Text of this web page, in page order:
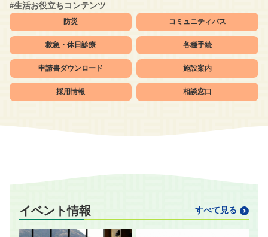
#生活お役立ちコンテンツ
防災 コミュニティバス
救急・休日診療 各種手続
申請書ダウンロード 施設案内
採用情報 相談窓口
イベント情報 すべて見る